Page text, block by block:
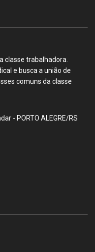
classe trabalhadora.
e busca a união de
comuns da classe
- PORTO ALEGRE/RS